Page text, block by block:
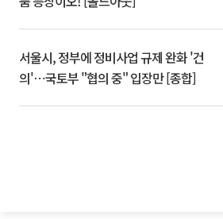
서울시, 정부에 정비사업 규제 완화 '건
의'⋯국토부 "협의 중" 입장만 [종합]